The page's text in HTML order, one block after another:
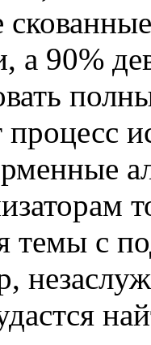
а 90%
темы с